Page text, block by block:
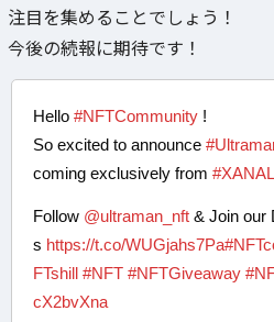
注目を集めることでしょう！
今後の続報に期待です！
Hello #NFTCommunity !
So excited to announce
coming exclusively from
Follow @ultraman_nft & Join our
s https://t.co/WUGjahs7Pa
FTshill #NFT #NFTGiveaway
cX2bvXna